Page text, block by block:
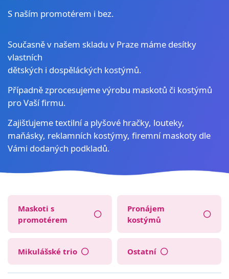
S naším promotérem i bez.
Současně v našem skladu v Praze máme desítky
vlastních
dětských i dospěláckých kostýmů.
Případně zprocesujeme výrobu maskotů či kostýmů
pro Vaší firmu.
Zajišťujeme textilní a plyšové hračky, louteky,
maňásky, reklamních kostýmy, firemní maskoty dle
Vámi dodaných podkladů.
Maskoti s
promotérem
Pronájem
kostýmů
Mikulášské trio Ostatní